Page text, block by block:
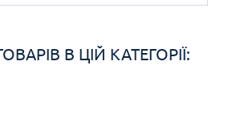
В ЦІЙ КАТЕГОРІЇ: